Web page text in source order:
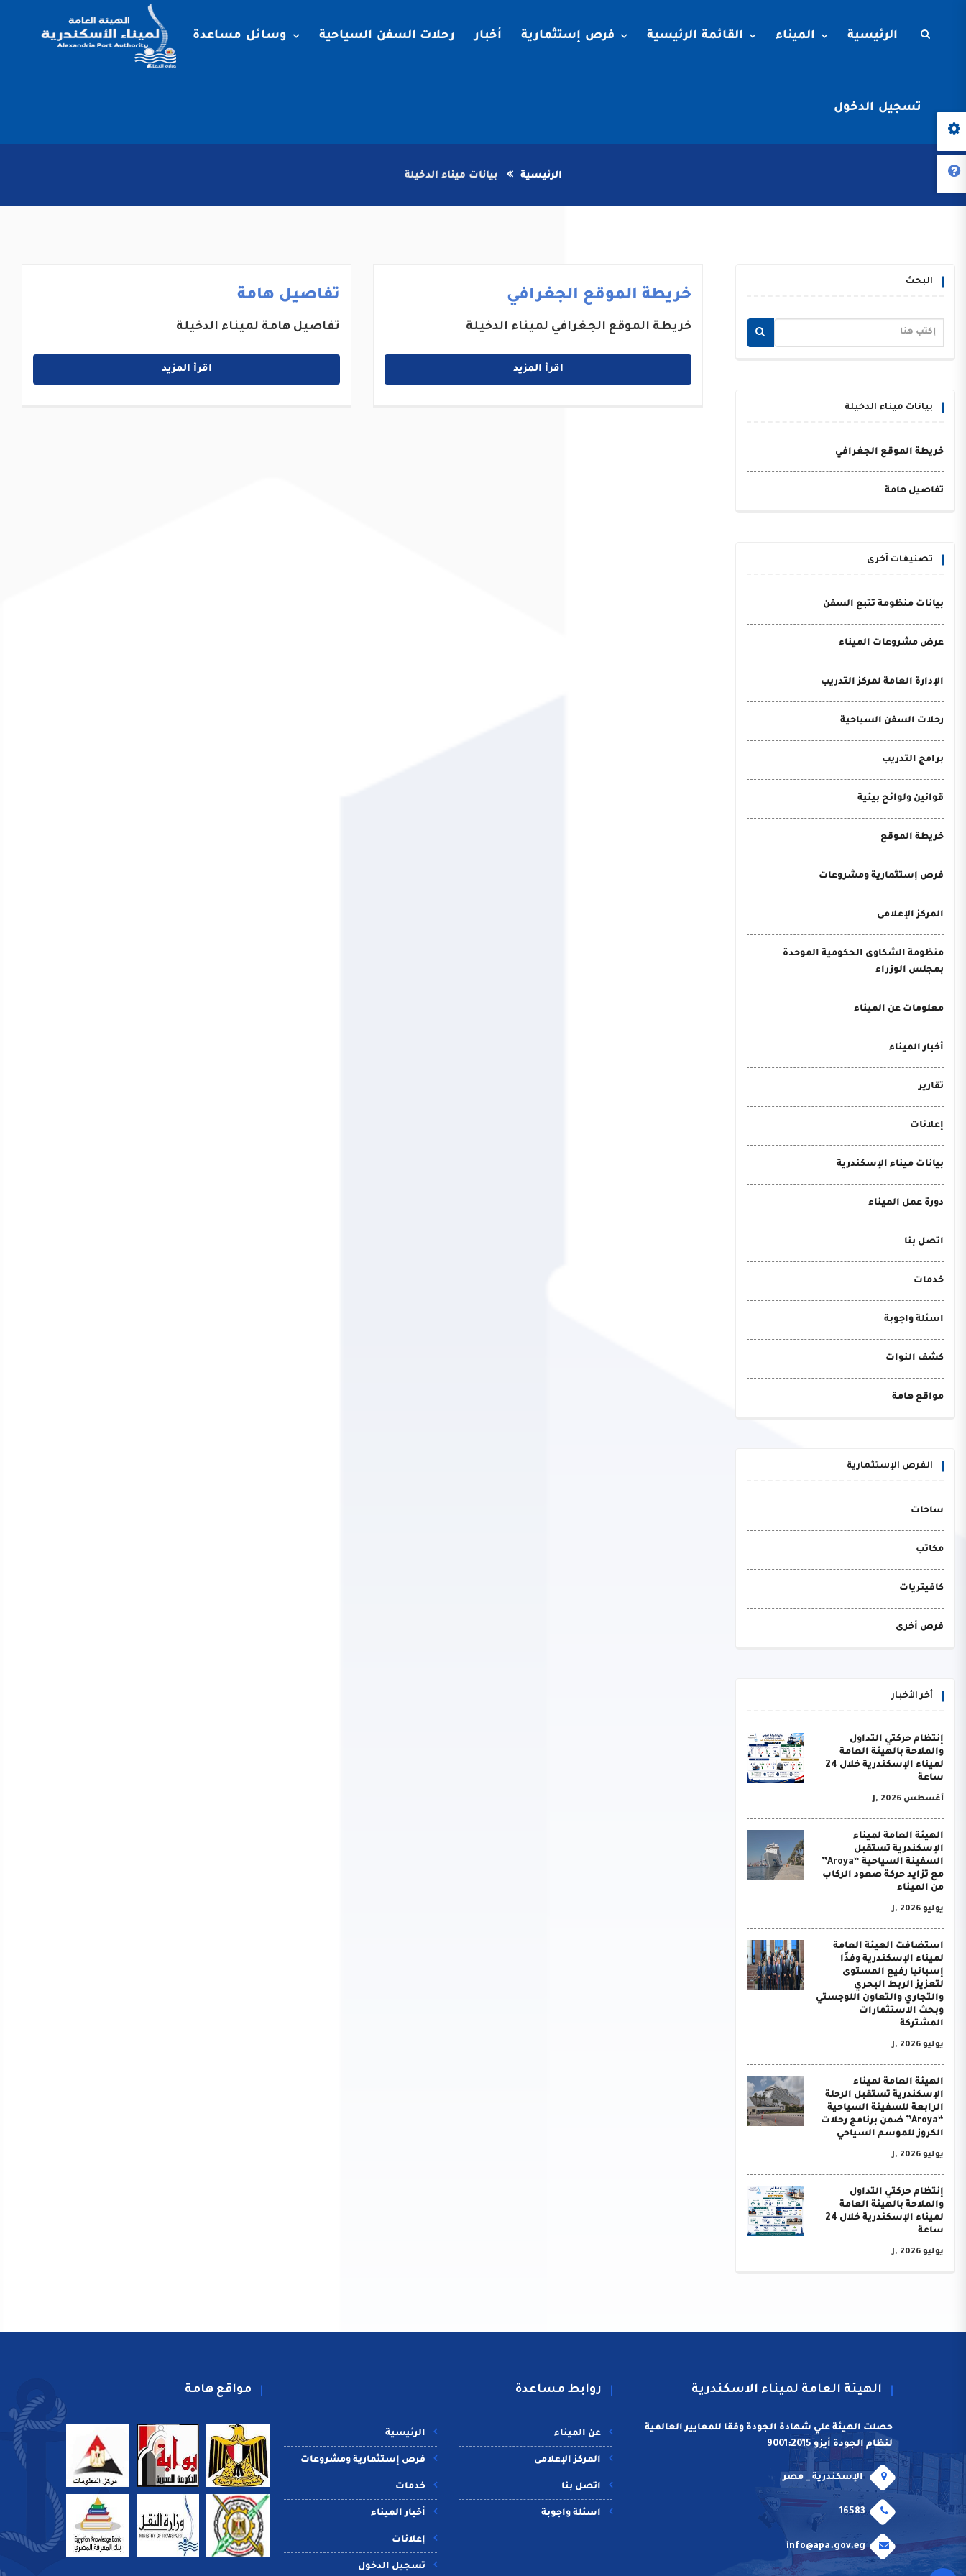
الرئيسية الميناء القائمة الرئيسية فرص إستثمارية أخبار رحلات السفن السياحية وسائل مساعدة
تسجيل الدخول
الرئيسية بيانات ميناء الدخيلة
البحث
بيانات ميناء الدخيلة
خريطة الموقع الجغرافي
تفاصيل هامة
تصنيفات أخرى
بيانات منظومة تتبع السفن
عرض مشروعات الميناء
الإدارة العامة لمركز التدريب
رحلات السفن السياحية
برامج التدريب
قوانين ولوائح بيئية
خريطة الموقع
فرص إستثمارية ومشروعات
المركز الإعلامى
منظومة الشكاوى الحكومية الموحدة
بمجلس الوزراء
معلومات عن الميناء
أخبار الميناء
تقارير
إعلانات
بيانات ميناء الإسكندرية
دورة عمل الميناء
اتصل بنا
خدمات
اسئلة واجوبة
كشف النوات
مواقع هامة
الفرص الإستثمارية
ساحات
مكاتب
كافيتريات
فرص أخرى
أخر الأخبار
إنتظام حركتي التداول
والملاحة بالهيئة العامة
لميناء الإسكندرية خلال 24
ساعة
أغسطس J, 2026
الهيئة العامة لميناء
الإسكندرية تستقبل
السفينة السياحية “Aroya”
مع تزايد حركة صعود الركاب
من الميناء
يوليو J, 2026
استضافت الهيئة العامة
لميناء الإسكندرية وفدًا
إسبانيا رفيع المستوى
لتعزيز الربط البحري
والتجاري والتعاون اللوجستي
وبحث الاستثمارات
المشتركة
يوليو J, 2026
الهيئة العامة لميناء
الإسكندرية تستقبل الرحلة
الرابعة للسفينة السياحية
“Aroya” ضمن برنامج رحلات
الكروز للموسم السياحي
يوليو J, 2026
إنتظام حركتي التداول
والملاحة بالهيئة العامة
لميناء الإسكندرية خلال 24
ساعة
يوليو J, 2026
خريطة الموقع الجغرافي
خريطة الموقع الجغرافي لميناء الدخيلة
اقرأ المزيد
تفاصيل هامة
تفاصيل هامة لميناء الدخيلة
اقرأ المزيد
الهيئة العامة لميناء الاسكندرية
حصلت الهيئة علي شهادة الجودة وفقا للمعايير العالمية
لنظام الجودة أيزو 9001:2015
الإسكندرية _ مصر
16583
info@apa.gov.eg
روابط مساعدة
الرئيسية
فرص إستثمارية ومشروعات
خدمات
أخبار الميناء
إعلانات
تسجيل الدخول
عن الميناء
المركز الإعلامى
اتصل بنا
اسئلة واجوبة
مواقع هامة